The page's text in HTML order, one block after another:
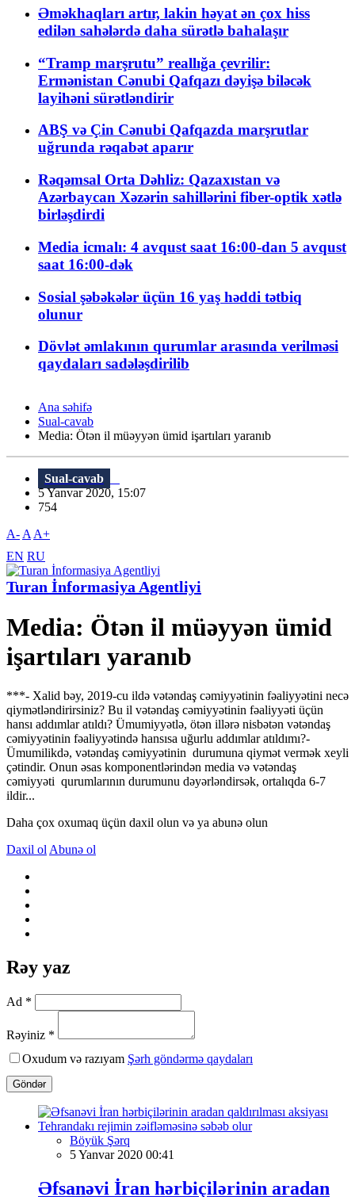
Əməkhaqları artır, lakin həyat ən çox hiss
edilən sahələrdə daha sürətlə bahalaşır
“Tramp marşrutu” reallığa çevrilir:
Ermənistan Cənubi Qafqazı dəyişə biləcək
layihəni sürətləndirir
ABŞ və Çin Cənubi Qafqazda marşrutlar
uğrunda rəqabət aparır
Rəqəmsal Orta Dəhliz: Qazaxıstan və
Azərbaycan Xəzərin sahillərini fiber-optik xətlə
birləşdirdi
Media icmalı: 4 avqust saat 16:00-dan 5 avqust
saat 16:00-dək
Sosial şəbəkələr üçün 16 yaş həddi tətbiq
olunur
Dövlət əmlakının qurumlar arasında verilməsi
qaydaları sadələşdirilib
Ana səhifə
Sual-cavab
Media: Ötən il müəyyən ümid işartıları yaranıb
Sual-cavab
5 Yanvar 2020, 15:07
754
A- A A+
EN RU
Turan İnformasiya Agentliyi
Media: Ötən il müəyyən ümid
işartıları yaranıb
***- Xalid bəy, 2019-cu ildə vətəndaş cəmiyyətinin fəaliyyətini necə
qiymətləndirirsiniz? Bu il vətəndaş cəmiyyətinin fəaliyyəti üçün
hansı addımlar atıldı? Ümumiyyətlə, ötən illərə nisbətən vətəndaş
cəmiyyətinin fəaliyyətində hansısa uğurlu addımlar atıldımı?-
Ümumilikdə, vətəndaş cəmiyyətinin durumuna qiymət vermək xeyli
çətindir. Onun əsas komponentlərindən media və vətəndaş
cəmiyyəti qurumlarının durumunu dəyərləndirsək, ortalıqda 6-7
ildir...
Daha çox oxumaq üçün daxil olun və ya abunə olun
Daxil ol Abunə ol
Rəy yaz
Ad *
Rəyiniz *
Oxudum və razıyam Şərh göndərmə qaydaları
Göndər
Böyük Şərq
5 Yanvar 2020 00:41
Əfsanəvi İran hərbiçilərinin aradan